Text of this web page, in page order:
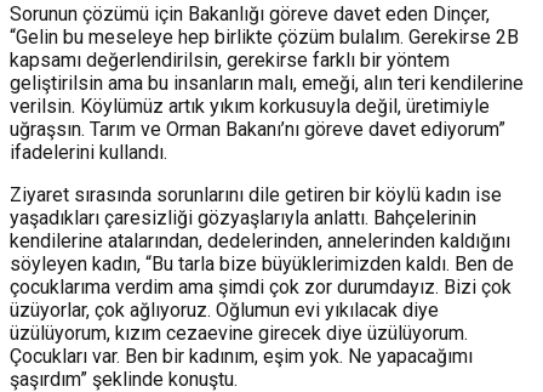
Sorunun çözümü için Bakanlığı göreve davet eden Dinçer,
“Gelin bu meseleye hep birlikte çözüm bulalım. Gerekirse 2B
kapsamı değerlendirilsin, gerekirse farklı bir yöntem
geliştirilsin ama bu insanların malı, emeği, alın teri kendilerine
verilsin. Köylümüz artık yıkım korkusuyla değil, üretimiyle
uğraşsın. Tarım ve Orman Bakanı’nı göreve davet ediyorum”
ifadelerini kullandı.
Ziyaret sırasında sorunlarını dile getiren bir köylü kadın ise
yaşadıkları çaresizliği gözyaşlarıyla anlattı. Bahçelerinin
kendilerine atalarından, dedelerinden, annelerinden kaldığını
söyleyen kadın, “Bu tarla bize büyüklerimizden kaldı. Ben de
çocuklarıma verdim ama şimdi çok zor durumdayız. Bizi çok
üzüyorlar, çok ağlıyoruz. Oğlumun evi yıkılacak diye
üzülüyorum, kızım cezaevine girecek diye üzülüyorum.
Çocukları var. Ben bir kadınım, eşim yok. Ne yapacağımı
şaşırdım” şeklinde konuştu.